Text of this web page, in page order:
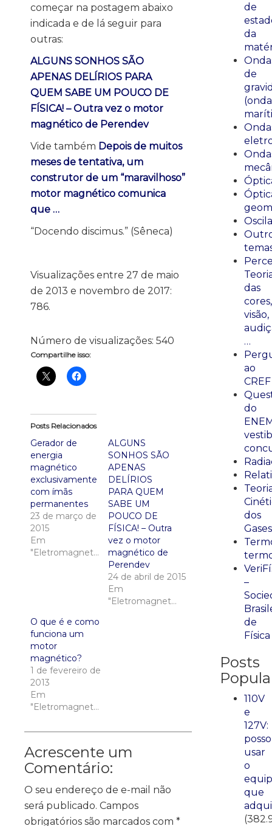
começar na postagem abaixo
indicada e de lá seguir para
outras:
ALGUNS SONHOS SÃO
APENAS DELÍRIOS PARA
QUEM SABE UM POUCO DE
FÍSICA! – Outra vez o motor
magnético de Perendev
Vide também Depois de muitos
meses de tentativa, um
construtor de um “maravilhoso”
motor magnético comunica
que …
“Docendo discimus.” (Sêneca)
Visualizações entre 27 de maio
de 2013 e novembro de 2017:
786.
Número de visualizações: 540
Compartilhe isso:
Posts Relacionados
Gerador de
energia
magnético
exclusivamente
com ímãs
permanentes
23 de março de
2015
Em
"Eletromagnetismo"
ALGUNS
SONHOS SÃO
APENAS
DELÍRIOS
PARA QUEM
SABE UM
POUCO DE
FÍSICA! – Outra
vez o motor
magnético de
Perendev
24 de abril de 2015
Em
"Eletromagnetismo"
O que é e como
funciona um
motor
magnético?
1 de fevereiro de
2013
Em
"Eletromagnetismo"
Acrescente um
Comentário:
O seu endereço de e-mail não
será publicado. Campos
obrigatórios são marcados com *
de
da
de
das
cores,
visão,
…
ao
CREF
do
dos
Gases
–
de
Física
Posts
110V
e
127V:
posso
usar
o
que